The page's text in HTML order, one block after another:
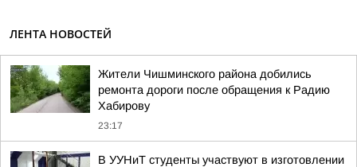
ЛЕНТА НОВОСТЕЙ
Жители Чишминского района добились
ремонта дороги после обращения к Радию
Хабирову
23:17
В УУНиТ студенты участвуют в изготовлении